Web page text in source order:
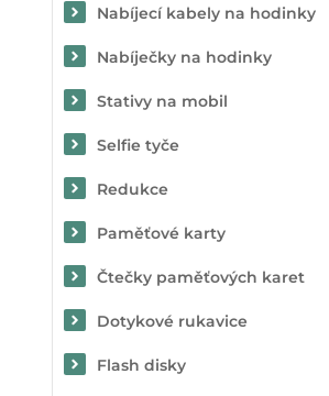
Nabíjecí kabely na hodinky
Nabíječky na hodinky
Stativy na mobil
Selfie tyče
Redukce
Paměťové karty
Čtečky paměťových karet
Dotykové rukavice
Flash disky